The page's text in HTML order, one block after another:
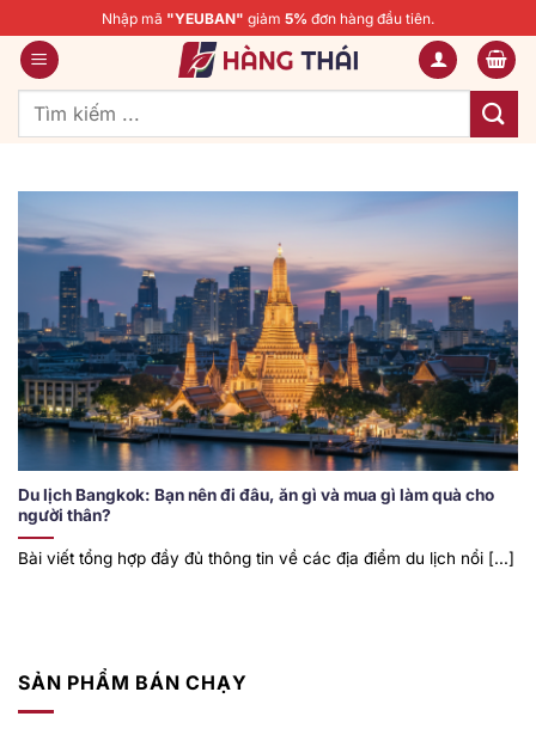
qua
nội
dung
Nhập mã "YEUBAN" giảm 5% đơn hàng đầu tiên.
Tìm
Du lịch Bangkok: Bạn nên đi đâu, ăn gì và mua gì làm quà cho
người thân?
Bài viết tổng hợp đầy đủ thông tin về các địa điểm du lịch nổi [...]
SẢN PHẨM BÁN CHẠY